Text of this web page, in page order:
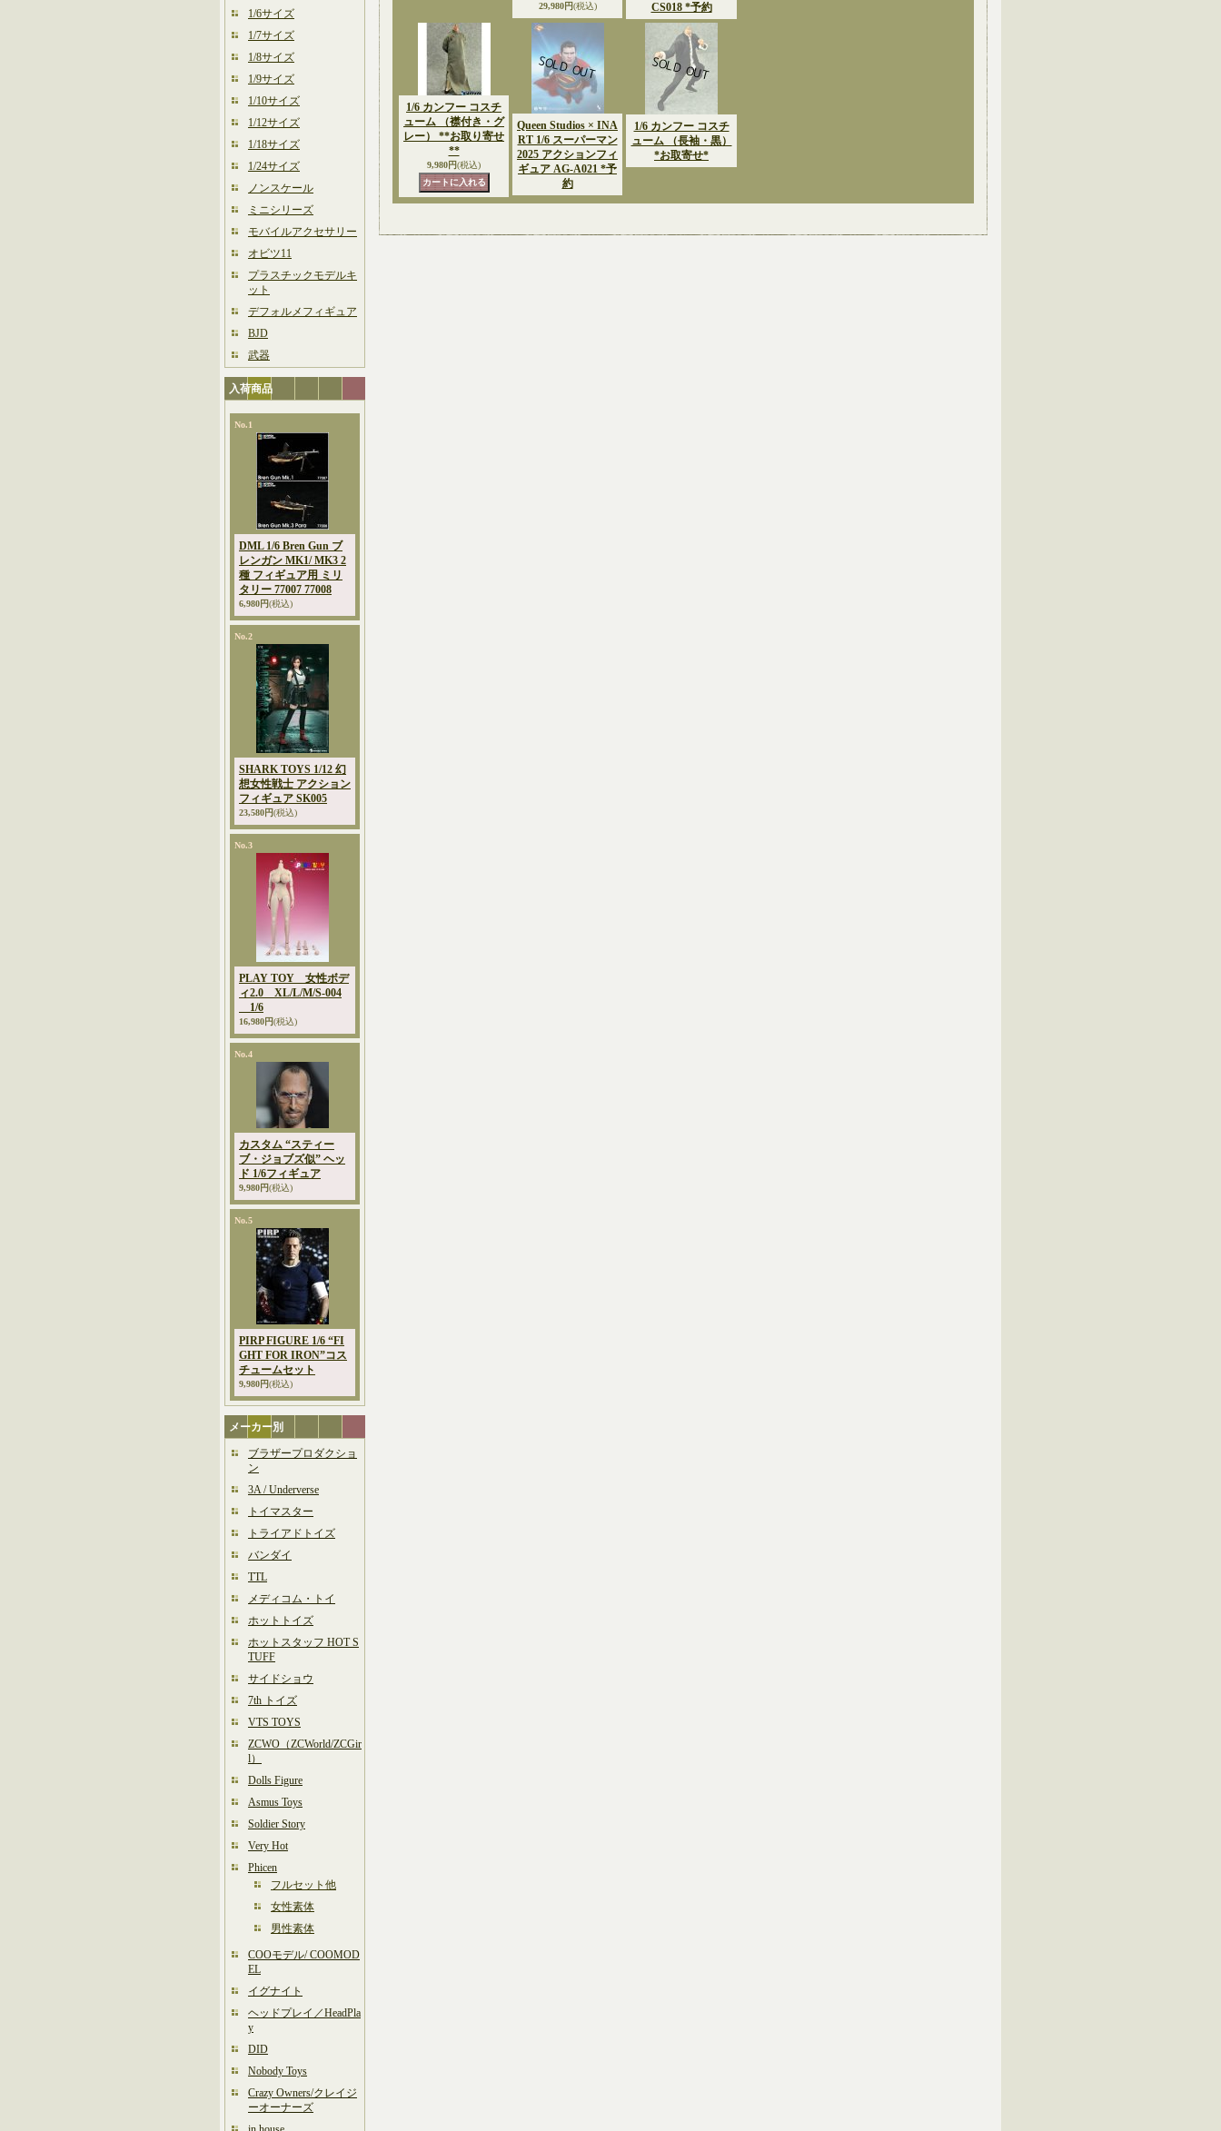
1/6サイズ
1/7サイズ
1/8サイズ
1/9サイズ
1/10サイズ
1/12サイズ
1/18サイズ
1/24サイズ
ノンスケール
ミニシリーズ
モバイルアクセサリー
オビツ11
プラスチックモデルキ
ット
デフォルメフィギュア
BJD
武器
入荷商品
No.1
DML 1/6 Bren Gun ブ
レンガン MK1/ MK3 2
種 フィギュア用 ミリ
タリー 77007 77008
6,980円(税込)
No.2
SHARK TOYS 1/12 幻
想女性戦士 アクション
フィギュア SK005
23,580円(税込)
No.3
PLAY TOY 女性ボデ
ィ2.0 XL/L/M/S-004
1/6
16,980円(税込)
No.4
カスタム “スティー
ブ・ジョブズ似” ヘッ
ド 1/6フィギュア
9,980円(税込)
No.5
PIRP FIGURE 1/6 “FI
GHT FOR IRON”コス
チュームセット
9,980円(税込)
メーカー別
ブラザープロダクショ
ン
3A / Underverse
トイマスター
トライアドトイズ
バンダイ
TTL
メディコム・トイ
ホットトイズ
ホットスタッフ HOT S
TUFF
サイドショウ
7th トイズ
VTS TOYS
ZCWO（ZCWorld/ZCGir
l）
Dolls Figure
Asmus Toys
Soldier Story
Very Hot
Phicen
フルセット他
女性素体
男性素体
COOモデル/ COOMOD
EL
イグナイト
ヘッドプレイ／HeadPla
y
DID
Nobody Toys
Crazy Owners/クレイジ
ーオーナーズ
29,980円(税込)
CS018 *予約
1/6 カンフー コスチ
ューム （襟付き・グ
レー） **お取り寄せ
**
9,980円(税込)
Queen Studios × INA
RT 1/6 スーパーマン
2025 アクションフィ
ギュア AG-A021 *予
約
1/6 カンフー コスチ
ューム （長袖・黒）
*お取寄せ*